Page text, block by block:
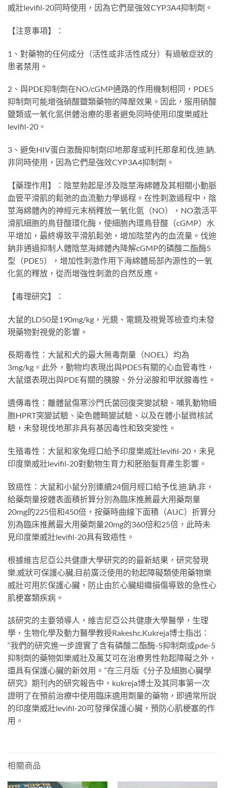
威壯levifil-20同時使用，因為它們是強效CYP3A4抑制劑。
【注意事項】：
1、對藥物的任何成分（活性或非活性成分）有過敏症狀的
患者禁用。
2、與PDE抑制劑在NO/cGMP通路的作用機制相同，PDE5
抑制劑可能增強硝酸鹽類藥物的降壓效果。因此，服用硝酸
鹽類或一氧化氮供體治療的患者避免同時使用印度樂威壯
levifil-20。
3、避免HIV蛋白激酶抑制劑印地那韋或利托那韋和伐.迪.鈉.
非同時使用，因為它們是強效CYP3A4抑制劑。
【藥理作用】：陰莖勃起是涉及陰莖海綿體及其相關小動脈
血管平滑肌的鬆弛的血流動力學過程。在性刺激過程中，陰
莖海綿體內的神經元末梢釋放一氧化氮（NO），NO激活平
滑肌細胞的鳥苷酸環化酶，使細胞內環鳥苷酸（cGMP）水
平增加，最終導致平滑肌鬆弛，增加陰莖內的血流量。伐迪
鈉非通過抑制人體陰莖海綿體內降解cGMP的磷酸二酯酶5
型（PDE5），增加性刺激作用下海綿體局部內源性的一氧
化氮的釋放，從而增強性刺激的自然反應。
【毒理研究】：
大鼠的LD50是190mg/kg，光鏡、電鏡及視覺等檢查均未發
現藥物對視覺的影響。
長期毒性：大鼠和犬的最大無毒劑量（NOEL）均為
3mg/kg。此外，動物均表現出與PDE5有關的心血管毒性，
大鼠還表現出與PDE有關的胰腺、外分泌腺和甲狀腺毒性。
遺傳毒性：離體鼠傷寒沙門氏菌回復突變試驗、哺乳動物細
胞HPRT突變試驗、染色體畸變試驗、以及在體小鼠微核試
驗，未發現伐地那非具有基因毒性和致突變性。
生殖毒性：大鼠和家兔經口給予印度樂威壯levifil-20，未見
印度樂威壯levifil-20對動物生育力和胚胎髮育產生影響。
致癌性：大鼠和小鼠分別連續24個月經口給予伐.迪.鈉.非，
給藥劑量按體表面積折算分別為臨床推薦最大用藥劑量
20mg的225倍和450倍，按藥時曲線下面積（AUC）折算分
別為臨床推薦最大用藥劑量20mg的360倍和25倍，此時未
見印度樂威壯levifil-20具有致癌性。
根據維吉尼亞公共健康大學研究的的最新結果，研究發現
樂.威狀可保護心臟,目前廣泛使用的勃起障礙類使用藥物樂
威壯可用於保護心臟，防止由於心臟組織損傷導致的急性心
肌梗塞類疾病。
該研究的主要領導人，維吉尼亞公共健康大學醫學，生理
學，生物化學及動力醫學教授Rakeshc.Kukreja博士指出：
“我們的研究進一步證實了含有磷酸二酯酶-5抑制劑或pde-5
抑制劑的藥物如樂威壯及萬艾可在治療男性勃起障礙之外，
還具有保護心臟的新效用。”在三月版《分子及細胞心臟學
研究》期刊內的研究報告中，kukreja博士及其同事第一次
證明了在預前治療中使用臨床適用劑量的藥物，即通常所說
的印度樂威壯levifil-20可發揮保護心臟，預防心肌梗塞的作
用。
相關商品